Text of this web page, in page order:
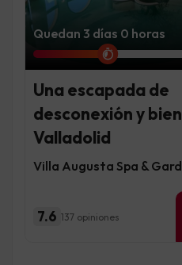
Quedan 3 días 0 horas
Una escapada de
desconexión y
Valladolid
Villa Augusta Spa &
7.6 137 opiniones